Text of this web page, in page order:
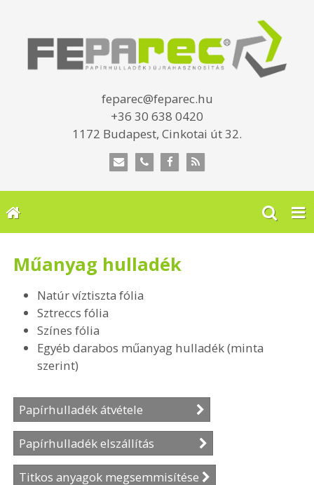
feparec@feparec.hu
+36 30 638 0420
1172 Budapest, Cinkotai út 32.
Műanyag hulladék
Natúr víztiszta fólia
Sztreccs fólia
Színes fólia
Egyéb darabos műanyag hulladék (minta
szerint)
Papírhulladék átvétele
Papírhulladék elszállítás
Titkos anyagok megsemmisítése